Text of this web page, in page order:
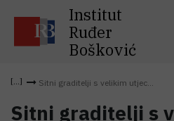
Institut
Ruđer
Bošković
Sitni graditelji s velikim utjec...
Sitni graditelji s